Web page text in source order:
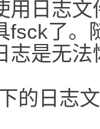
用日志
fsck了。
志是无
的日志